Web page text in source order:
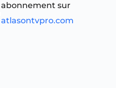
abonnement sur
atlasontvpro.com